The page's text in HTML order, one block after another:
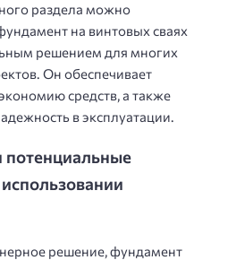
раздела можно
на винтовых сваях
решением для многих
Он обеспечивает
средств, а также
в эксплуатации.
потенциальные
решение, фундамент